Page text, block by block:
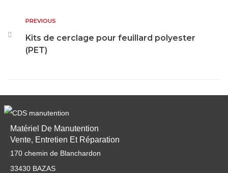
PREVIOUS
Kits de cerclage pour feuillard polyester
(PET)
Matériel De Manutention
Vente, Entretien Et Réparation
170 chemin de Blanchardon
33430 BAZAS